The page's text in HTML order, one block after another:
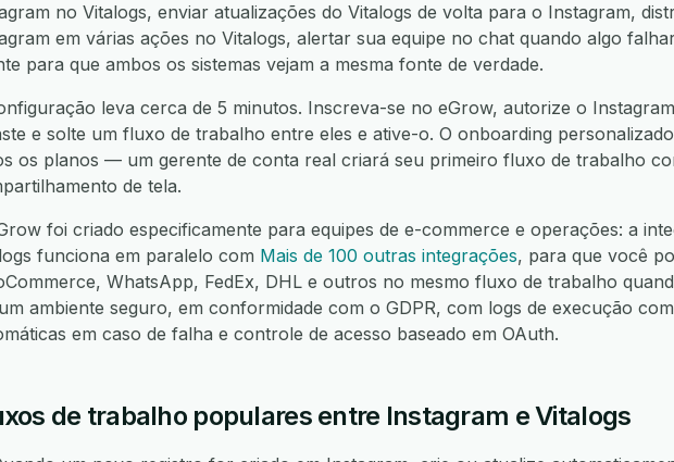
no Vitalogs, enviar atualizações do Vitalogs de volta para o Instagram,
em várias ações no Vitalogs, alertar sua equipe no chat quando algo
para que ambos os sistemas vejam a mesma fonte de verdade.
leva cerca de 5 minutos. Inscreva-se no eGrow, autorize o
e solte um fluxo de trabalho entre eles e ative-o. O onboarding
os planos — um gerente de conta real criará seu primeiro fluxo de trabalho
de tela.
foi criado especificamente para equipes de e-commerce e operações: a
funciona em paralelo com Mais de 100 outras integrações, para que você
WhatsApp, FedEx, DHL e outros no mesmo fluxo de trabalho
ambiente seguro, em conformidade com o GDPR, com logs de execução
em caso de falha e controle de acesso baseado em OAuth.
de trabalho populares entre Instagram e Vitalogs